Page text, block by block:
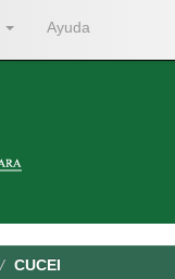
Ayuda
CUCEI